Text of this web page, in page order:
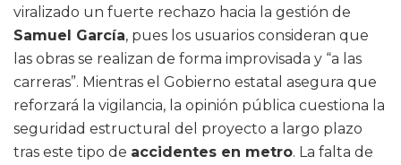
viralizado un fuerte rechazo hacia la gestión de
Samuel García, pues los usuarios consideran que
las obras se realizan de forma improvisada y “a las
carreras”. Mientras el Gobierno estatal asegura que
reforzará la vigilancia, la opinión pública cuestiona la
seguridad estructural del proyecto a largo plazo
tras este tipo de accidentes en metro. La falta de